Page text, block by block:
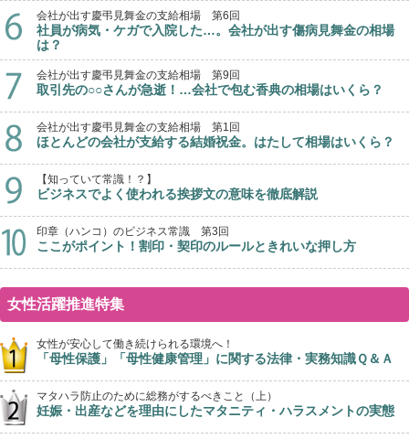
会社が出す慶弔見舞金の支給相場 第6回
社員が病気・ケガで入院した…。会社が出す傷病見舞金の相場
は？
会社が出す慶弔見舞金の支給相場 第9回
取引先の○○さんが急逝！…会社で包む香典の相場はいくら？
会社が出す慶弔見舞金の支給相場 第1回
ほとんどの会社が支給する結婚祝金。はたして相場はいくら？
【知っていて常識！？】
ビジネスでよく使われる挨拶文の意味を徹底解説
印章（ハンコ）のビジネス常識 第3回
ここがポイント！割印・契印のルールときれいな押し方
女性活躍推進特集
女性が安心して働き続けられる環境へ！
「母性保護」「母性健康管理」に関する法律・実務知識Ｑ＆Ａ
マタハラ防止のために総務がするべきこと（上）
妊娠・出産などを理由にしたマタニティ・ハラスメントの実態